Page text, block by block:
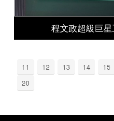
程文政超級巨
11 12 13 14 15
20